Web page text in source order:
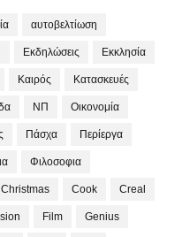
αυτοβελτίωση
Εκδηλώσεις Εκκλησία
Καιρός Κατασκευές
ΝΠ Οικονομία
Πάσχα Περίεργα
Φιλοσοφια
Christmas Cook Creal
Film Genius